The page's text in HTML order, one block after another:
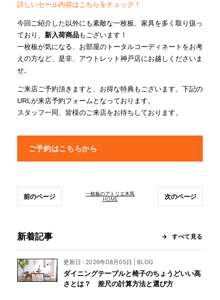
詳しいセール内容はこちらをチェック！
今回ご紹介した以外にも素敵な一枚板、家具を多く取り扱っ
ており、 新入荷商品もございます！
一枚板が気になる、お部屋のトータルコーディネートをお考
えの方など、是非、アウトレット神戸店にお越しくださいま
せ。
ご来店ご予約頂きますと、お得な特典もございます。下記の
URLが来店予約フォームとなっております。
スタッフ一同、皆様のご来店をお待ちしております。
ご予約はこちらから
一枚板のアトリエ木馬
HOME
前のページ 次のページ
新着記事 すべて見る
更新日 : 2026年08月05日 | BLOG
ダイニングテーブルと椅子のちょうどいい高
さとは？ 差尺の計算方法と選び方